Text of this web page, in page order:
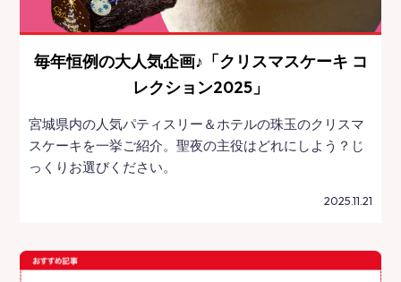
毎年恒例の大人気企画♪「クリスマスケーキ コ
レクション2025」
宮城県内の人気パティスリー＆ホテルの珠玉のクリスマ
スケーキを一挙ご紹介。聖夜の主役はどれにしよう？じ
っくりお選びください。
2025.11.21